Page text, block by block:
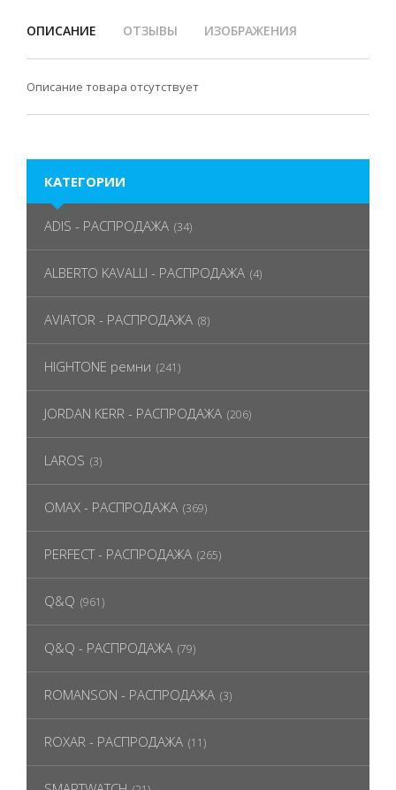
ОПИСАНИЕ ОТЗЫВЫ ИЗОБРАЖЕНИЯ
Описание товара отсутствует
КАТЕГОРИИ
ADIS - РАСПРОДАЖА (34)
ALBERTO KAVALLI - РАСПРОДАЖА (4)
AVIATOR - РАСПРОДАЖА (8)
HIGHTONE ремни (241)
JORDAN KERR - РАСПРОДАЖА (206)
LAROS (3)
OMAX - РАСПРОДАЖА (369)
PERFECT - РАСПРОДАЖА (265)
Q&Q (961)
Q&Q - РАСПРОДАЖА (79)
ROMANSON - РАСПРОДАЖА (3)
ROXAR - РАСПРОДАЖА (11)